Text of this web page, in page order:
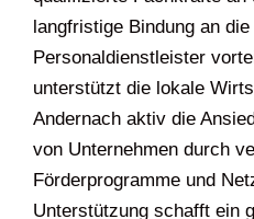
Personaldienstleister, die
Lösungen für ihre Kunden
Andernach bietet eine
guten Schulen, einer
vielfältigen
attraktiven
qualifizierte Fachkräfte an